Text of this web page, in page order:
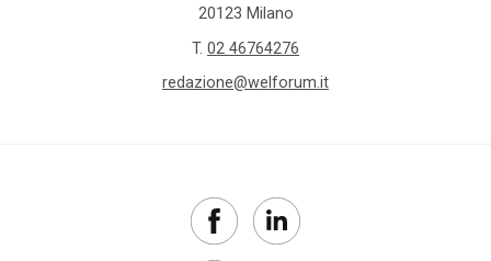
20123 Milano
T. 02 46764276
redazione@welforum.it